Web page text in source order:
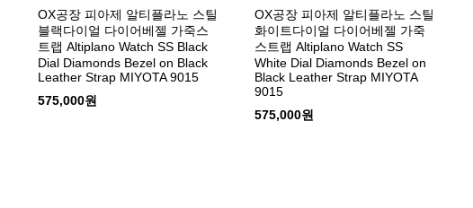
OX공장 피아제 알티플라노 스틸
블랙다이얼 다이어베젤 가죽스
트랩 Altiplano Watch SS Black
Dial Diamonds Bezel on Black
Leather Strap MIYOTA 9015
575,000원
OX공장 피아제 알티플라노 스틸
화이트다이얼 다이어베젤 가죽
스트랩 Altiplano Watch SS
White Dial Diamonds Bezel on
Black Leather Strap MIYOTA
9015
575,000원